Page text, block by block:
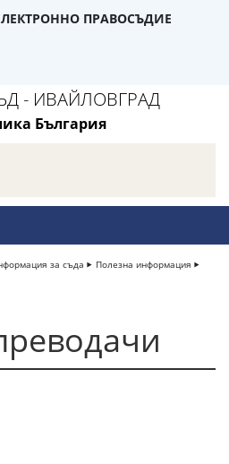
ПРАВОСЪДИЕ
- ИВАЙЛОВГРАД
България
за съда
Полезна информация